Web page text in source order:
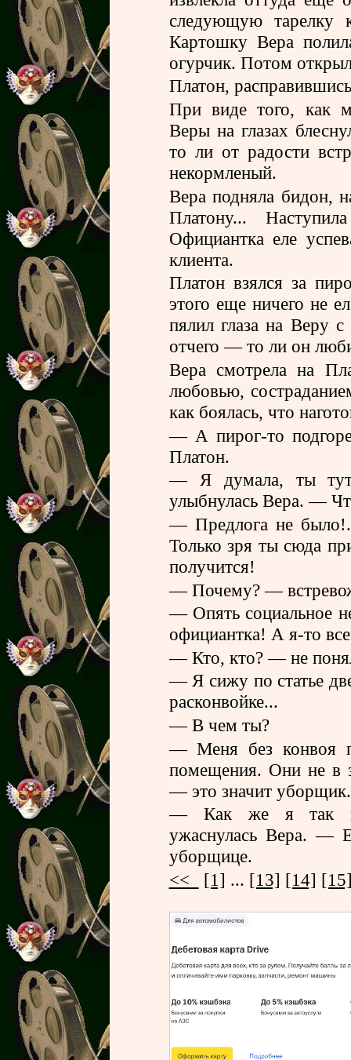
следующую тарелку
Картошку Вера
огурчик. Потом
Платон,
При виде того, как
Веры на глазах
то ли от радости
некормленый.
Вера подняла бидон,
Платону...
Официантка еле
клиента.
Платон взялся за
этого еще ничего не
пялил глаза на Веру
отчего — то ли он
Вера смотрела на
любовью,
как боялась, что
— А пирог-то
Платон.
— Я думала, ты тут
улыбнулась Вера. —
— Предлога не
Только зря ты сюда
получится!
— Почему? —
— Опять социальное
официантка! А я-то
— Кто, кто? — не
— Я сижу по статье
расконвойке...
— В чем ты?
— Меня без конвоя
помещения. Они не в
— это значит уборщик.
— Как же я так
ужаснулась Вера. —
уборщице.
<<
[1] ... [13] [14]